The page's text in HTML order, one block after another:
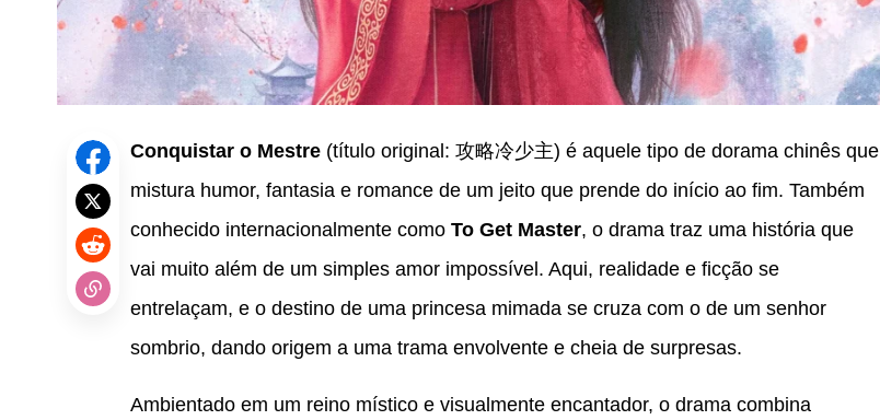
Conquistar o Mestre(título original: 攻略冷少主) é aquele tipo de dorama chinês que
mistura humor, fantasia e romance de um jeito que prende do início ao fim. Também
conhecido internacionalmente como To Get Master, o drama traz uma história que
vai muito além de um simples amor impossível. Aqui, realidade e ficção se
entrelaçam, e o destino de uma princesa mimada se cruza com o de um senhor
sombrio, dando origem a uma trama envolvente e cheia de surpresas.
Ambientado em um reino místico e visualmente encantador, o drama combina